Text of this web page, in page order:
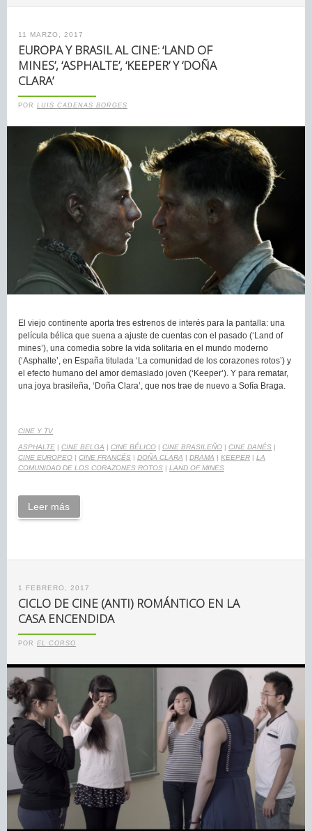
11 MARZO, 2017
EUROPA Y BRASIL AL CINE: ‘LAND OF
MINES’, ‘ASPHALTE’, ‘KEEPER’ Y ‘DOÑA
CLARA’
POR LUIS CADENAS BORGES
El viejo continente aporta tres estrenos de interés para la pantalla: una
película bélica que suena a ajuste de cuentas con el pasado (‘Land of
mines’), una comedia sobre la vida solitaria en el mundo moderno
(‘Asphalte’, en España titulada ‘La comunidad de los corazones rotos’) y
el efecto humano del amor demasiado joven (‘Keeper’). Y para rematar,
una joya brasileña, ‘Doña Clara’, que nos trae de nuevo a Sofía Braga.
CINE Y TV
ASPHALTE | CINE BELGA | CINE BÉLICO | CINE BRASILEÑO | CINE DANÉS |
CINE EUROPEO | CINE FRANCÉS | DOÑA CLARA | DRAMA | KEEPER | LA
COMUNIDAD DE LOS CORAZONES ROTOS | LAND OF MINES
Leer más
1 FEBRERO, 2017
CICLO DE CINE (ANTI) ROMÁNTICO EN LA
CASA ENCENDIDA
POR EL CORSO